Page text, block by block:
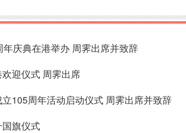
庆典在港举办 周霁出席并致辞
迎仪式 周霁出席
105周年活动启动仪式 周霁出席并致辞
旗仪式